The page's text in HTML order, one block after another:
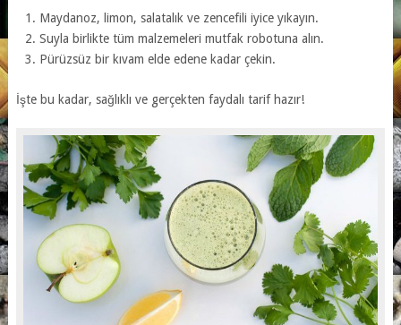
Maydanoz, limon, salatalık ve zencefili iyice yıkayın.
Suyla birlikte tüm malzemeleri mutfak robotuna alın.
Pürüzsüz bir kıvam elde edene kadar çekin.
İşte bu kadar, sağlıklı ve gerçekten faydalı tarif hazır!